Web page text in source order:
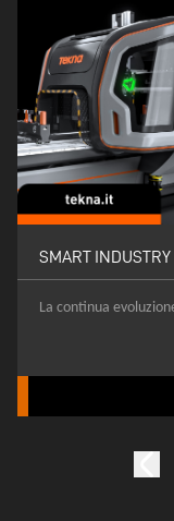
SMART
La continua